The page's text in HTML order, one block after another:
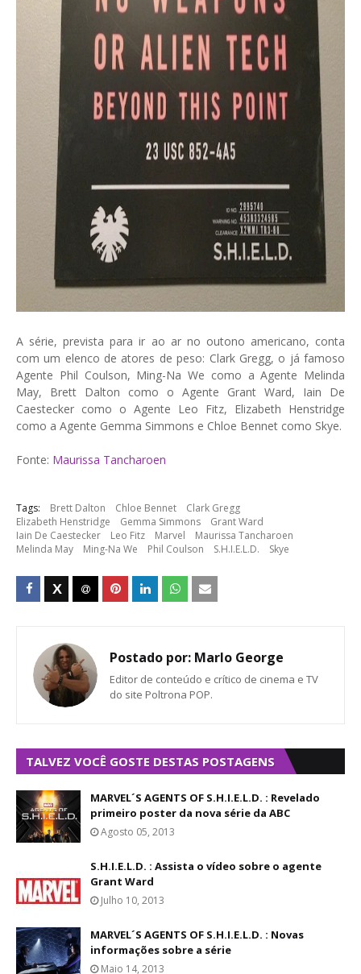
A série, prevista para ir ao ar no outono americano, conta
com um elenco de atores de peso: Clark Gregg, o já famoso
Agente Phil Coulson, Ming-Na We como a Agente Melinda
May, Brett Dalton como o Agente Grant Ward, Iain De
Caestecker como o Agente Leo Fitz, Elizabeth Henstridge
como a Agente Gemma Simmons e Chloe Bennet como Skye.
Fonte: Maurissa Tancharoen
Tags: Brett Dalton Chloe Bennet
Clark Gregg
Elizabeth Henstridge
Gemma Simmons
Grant Ward
Iain De Caestecker
Leo Fitz Marvel
Maurissa Tancharoen
Melinda May
Ming-Na We Phil Coulson S.H.I.E.L.D. Skye
Postado por: Marlo George
Editor de conteúdo e crítico de cinema e TV
do site Poltrona POP.
TALVEZ VOCÊ GOSTE DESTAS POSTAGENS
MARVEL´S AGENTS OF S.H.I.E.L.D. : Revelado
primeiro poster da nova série da ABC
Agosto 05, 2013
S.H.I.E.L.D. : Assista o vídeo sobre o agente
Grant Ward
Julho 10, 2013
MARVEL´S AGENTS OF S.H.I.E.L.D. : Novas
informações sobre a série
Maio 14, 2013